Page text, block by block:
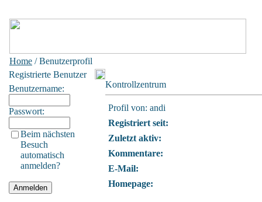
Home / Benutzerprofil
Registrierte Benutzer
Benutzername:
Passwort:
Beim nächsten
Besuch
automatisch
anmelden?
Kontrollzentrum
Profil von: andi
Registriert seit:
Zuletzt aktiv:
Kommentare:
E-Mail:
Homepage: